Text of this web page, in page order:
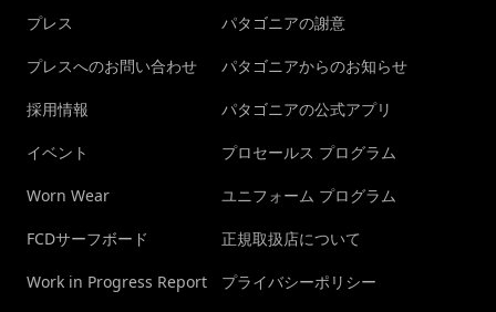
プレス
プレスへのお問い合わせ
採用情報
イベント
Worn Wear
FCDサーフボード
Work in Progress Report
パタゴニアの謝意
パタゴニアからのお知らせ
パタゴニアの公式アプリ
プロセールス プログラム
ユニフォーム プログラム
正規取扱店について
プライバシーポリシー